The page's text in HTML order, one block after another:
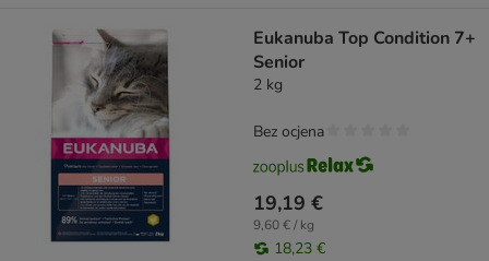
Eukanuba Top Condition 7+
Senior
2 kg
19,19 €
9,60 € / kg
18,23 €
Bez ocjena